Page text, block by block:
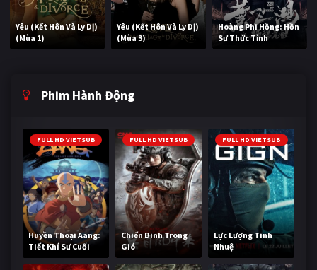
Yêu (Kết Hôn Và Ly Dị)
(Mùa 1)
Yêu (Kết Hôn Và Ly Dị)
(Mùa 3)
Hoàng Phi Hồng: Hồn
Sư Thức Tỉnh
Phim Hành Động
FULL HD VIETSUB
Huyền Thoại Aang:
Tiết Khí Sư Cuối
Cùng
FULL HD VIETSUB
Chiến Binh Trong
Gió
FULL HD VIETSUB
Lực Lượng Tinh
Nhuệ